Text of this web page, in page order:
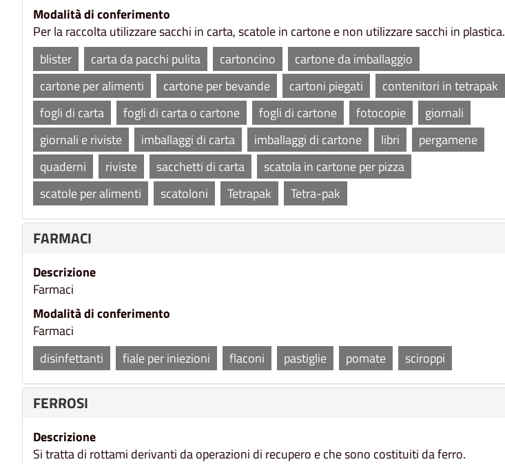
Modalità di conferimento
Per la raccolta utilizzare sacchi in carta, scatole in cartone e non utilizzare sacchi in plastica.
blister
carta da pacchi pulita cartoncino
cartone da imballaggio
cartone per alimenti
cartone per bevande cartoni piegati
contenitori in tetrapak
fogli di carta
fogli di carta o cartone fogli di cartone fotocopie
giornali
giornali e riviste
imballaggi di carta imballaggi di cartone libri
pergamene
quaderni
riviste sacchetti di carta
scatola in cartone per pizza
scatole per alimenti
scatoloni Tetrapak Tetra-pak
FARMACI
Descrizione
Farmaci
Modalità di conferimento
Farmaci
disinfettanti
fiale per iniezioni flaconi pastiglie pomate sciroppi
FERROSI
Descrizione
Si tratta di rottami derivanti da operazioni di recupero e che sono costituiti da ferro.